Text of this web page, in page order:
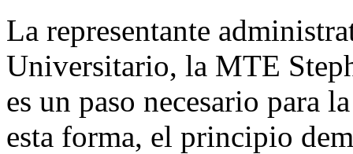
La representante
Universitario, la MTE
es un paso necesario para
esta forma, el principio